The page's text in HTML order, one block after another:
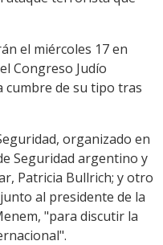
el miércoles 17 en
Congreso Judío
cumbre de su tipo tras
organizado en
Seguridad argentino y
Patricia Bullrich; y otro
al presidente de la
"para discutir la